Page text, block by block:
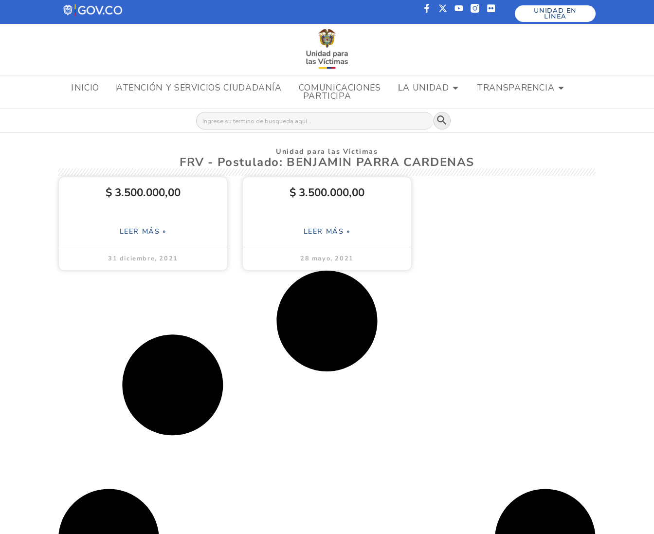
UNIDAD EN
LÍNEA
INICIO ATENCIÓN Y SERVICIOS CIUDADANÍA COMUNICACIONES LA UNIDAD TRANSPARENCIA
PARTICIPA
Buscar: Botón de búsqueda
Unidad para las Víctimas
FRV - Postulado: BENJAMIN PARRA CARDENAS
$ 3.500.000,00
LEER MÁS »
31 diciembre, 2021
$ 3.500.000,00
LEER MÁS »
28 mayo, 2021